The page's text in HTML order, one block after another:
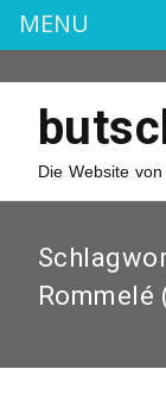
Die Website
Rommelé
MENU